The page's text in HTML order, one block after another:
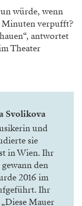
würde, wenn
Minuten verpufft?
antwortet
Theater
Svolikova
und
sie
in Wien. Ihr
den
2016 im
Ihr
Mauer